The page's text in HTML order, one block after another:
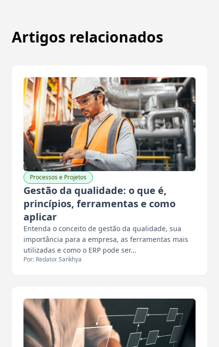
Artigos relacionados
Processos e Projetos
Gestão da qualidade: o que é,
princípios, ferramentas e como
aplicar
Entenda o conceito de gestão da qualidade, sua
importância para a empresa, as ferramentas mais
utilizadas e como o ERP pode ser...
Por: Redator Sankhya